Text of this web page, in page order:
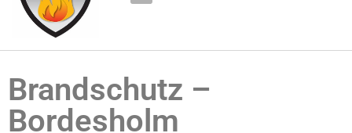
Brandschutz –
Bordesholm